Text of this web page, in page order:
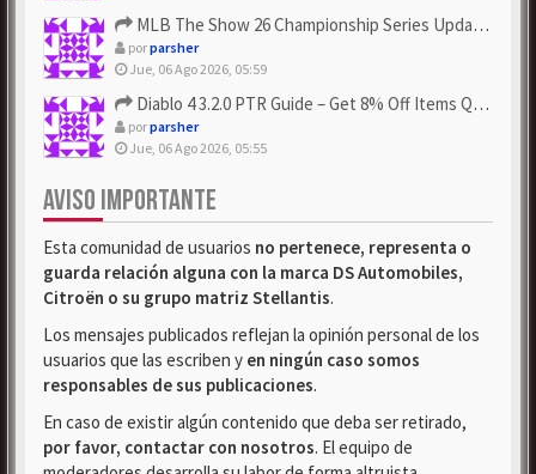
MLB The Show 26 Championship Series Update! Get Cheap & ...
porparsher
Jue, 06 Ago 2026, 05:59
Diablo 4 3.2.0 PTR Guide – Get 8% Off Items Quickly to Test ...
porparsher
Jue, 06 Ago 2026, 05:55
AVISO IMPORTANTE
Esta comunidad de usuarios no pertenece, representa o
guarda relación alguna con la marca DS Automobiles,
Citroën o su grupo matriz Stellantis.
Los mensajes publicados reflejan la opinión personal de los
usuarios que las escriben y en ningún caso somos
responsables de sus publicaciones.
En caso de existir algún contenido que deba ser retirado,
por favor, contactar con nosotros. El equipo de